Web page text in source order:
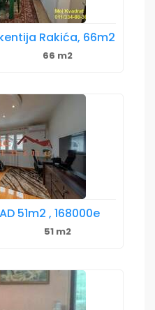
Rakića, 66m2
66 m2
51m2 , 168000e
51 m2